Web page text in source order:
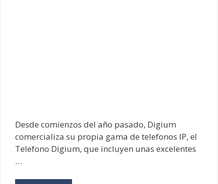
Desde comienzos del año pasado, Digium
comercializa su propia gama de telefonos IP, el
Telefono Digium, que incluyen unas excelentes
…